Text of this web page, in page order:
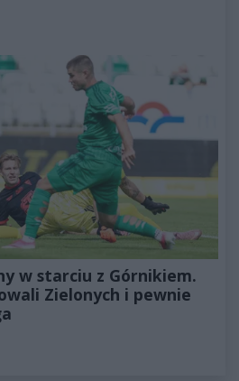
w starciu z Górnikiem.
Zielonych i pewnie